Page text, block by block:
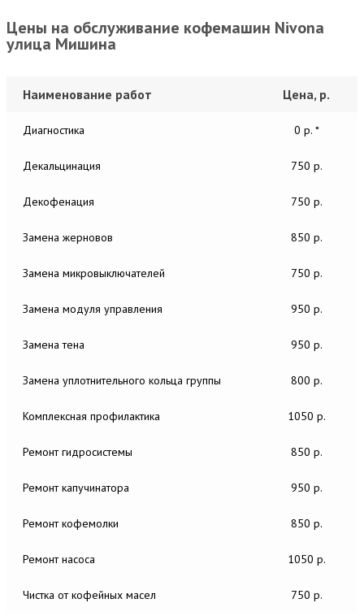
Цены на обслуживание кофемашин Nivona
улица Мишина
Наименование работ Цена, р.
Диагностика 0 р. *
Декальцинация 750 р.
Декофенация 750 р.
Замена жерновов 850 р.
Замена микровыключателей 750 р.
Замена модуля управления 950 р.
Замена тена 950 р.
Замена уплотнительного кольца группы 800 р.
Комплексная профилактика 1050 р.
Ремонт гидросистемы 850 р.
Ремонт капучинатора 950 р.
Ремонт кофемолки 850 р.
Ремонт насоса 1050 р.
Чистка от кофейных масел 750 р.